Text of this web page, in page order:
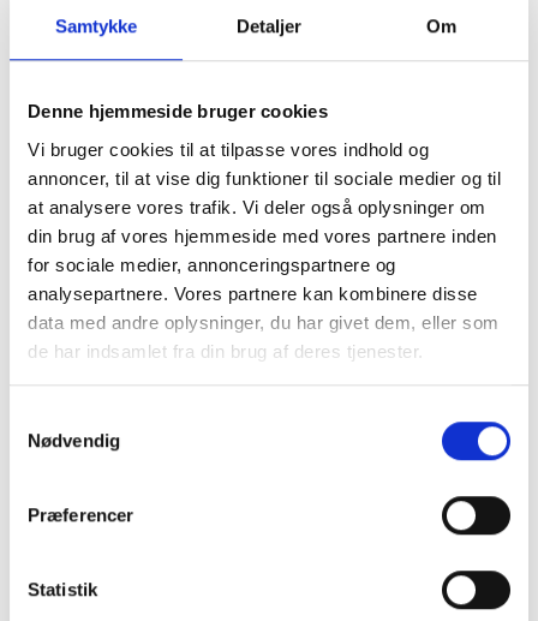
Samtykke Detaljer Om
Denne hjemmeside bruger cookies
Vi bruger cookies til at tilpasse vores indhold og
annoncer, til at vise dig funktioner til sociale medier og til
at analysere vores trafik. Vi deler også oplysninger om
din brug af vores hjemmeside med vores partnere inden
for sociale medier, annonceringspartnere og
analysepartnere. Vores partnere kan kombinere disse
data med andre oplysninger, du har givet dem, eller som
de har indsamlet fra din brug af deres tjenester.
Nødvendig
Præferencer
Statistik
Produktinfo:
Bredde: ca. 26 cm
Højde: ca. 80 cm
Vægt: ca. 150 kg
Pakkes og sendes på emballagetype:
Engangspalle
Naturprodukt – variationer forekommer
vejledende.